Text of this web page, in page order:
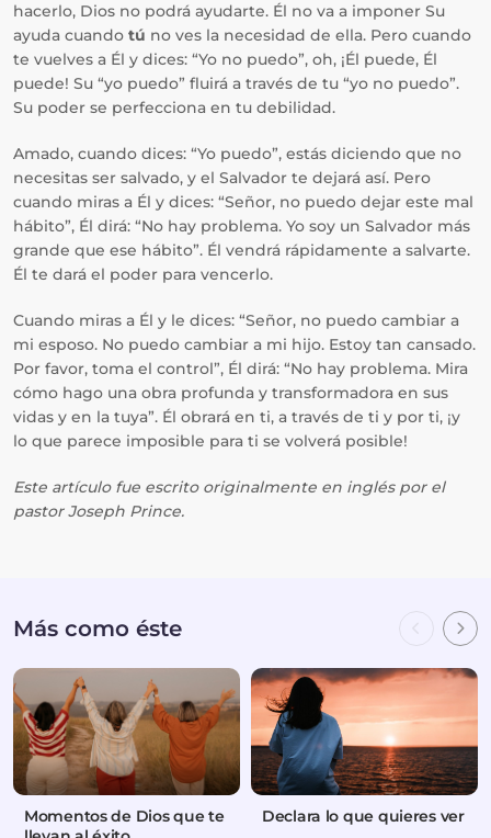
hacerlo, Dios no podrá ayudarte. Él no va a imponer Su
ayuda cuando tú no ves la necesidad de ella. Pero cuando
te vuelves a Él y dices: “Yo no puedo”, oh, ¡Él puede, Él
puede! Su “yo puedo” fluirá a través de tu “yo no puedo”.
Su poder se perfecciona en tu debilidad.
Amado, cuando dices: “Yo puedo”, estás diciendo que no
necesitas ser salvado, y el Salvador te dejará así. Pero
cuando miras a Él y dices: “Señor, no puedo dejar este mal
hábito”, Él dirá: “No hay problema. Yo soy un Salvador más
grande que ese hábito”. Él vendrá rápidamente a salvarte.
Él te dará el poder para vencerlo.
Cuando miras a Él y le dices: “Señor, no puedo cambiar a
mi esposo. No puedo cambiar a mi hijo. Estoy tan cansado.
Por favor, toma el control”, Él dirá: “No hay problema. Mira
cómo hago una obra profunda y transformadora en sus
vidas y en la tuya”. Él obrará en ti, a través de ti y por ti, ¡y
lo que parece imposible para ti se volverá posible!
Este artículo fue escrito originalmente en inglés por el
pastor Joseph Prince.
Más como éste
Momentos de Dios que te
Declara lo que quieres ver